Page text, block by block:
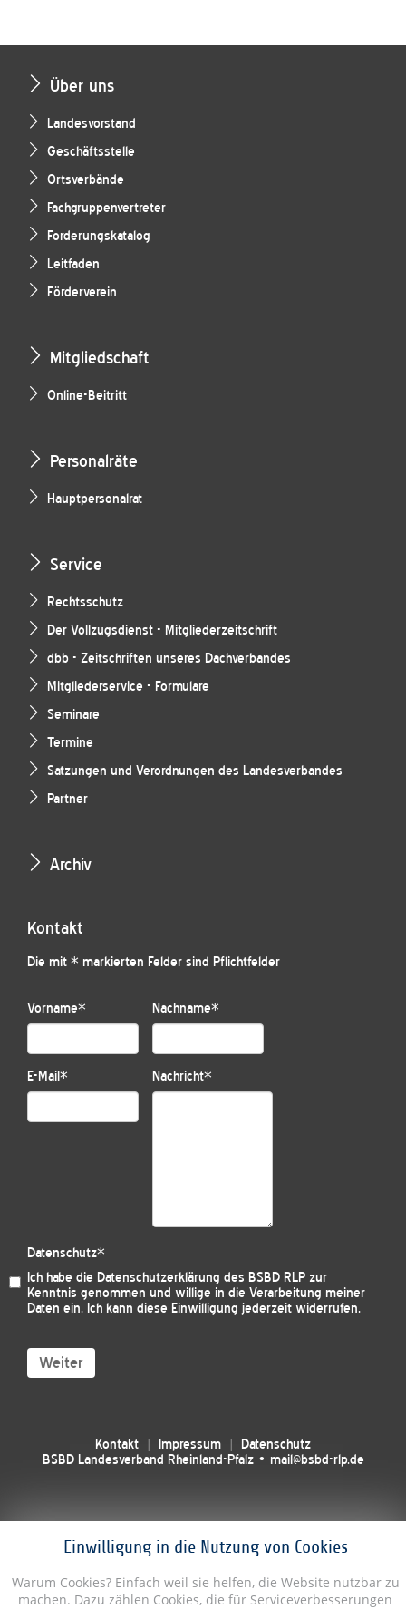
Einwilligung in die Nutzung von Cookies
Warum Cookies? Einfach weil sie helfen, die Website nutzbar zu
machen. Dazu zählen Cookies, die für Serviceverbesserungen
Über uns
Landesvorstand
Geschäftsstelle
Ortsverbände
Fachgruppenvertreter
Forderungskatalog
Leitfaden
Förderverein
Mitgliedschaft
Online-Beitritt
Personalräte
Hauptpersonalrat
Service
Rechtsschutz
Der Vollzugsdienst - Mitgliederzeitschrift
dbb - Zeitschriften unseres Dachverbandes
Mitgliederservice - Formulare
Seminare
Termine
Satzungen und Verordnungen des Landesverbandes
Partner
Archiv
Kontakt
Die mit * markierten Felder sind Pflichtfelder
Vorname* Nachname*
E-Mail* Nachricht*
Datenschutz*
Ich habe die Datenschutzerklärung des BSBD RLP zur
Kenntnis genommen und willige in die Verarbeitung meiner
Daten ein. Ich kann diese Einwilligung jederzeit widerrufen.
Weiter
Kontakt Impressum
Datenschutz
BSBD Landesverband Rheinland-Pfalz • mail@bsbd-rlp.de